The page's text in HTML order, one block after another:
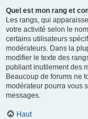
Quel est mon rang et
Les rangs, qui
votre activité selon le
certains utilisateurs
modérateurs. Dans la
modifier le texte des
publiant inutilement des
Beaucoup de forums ne
modérateur pourra vous
messages.
Haut